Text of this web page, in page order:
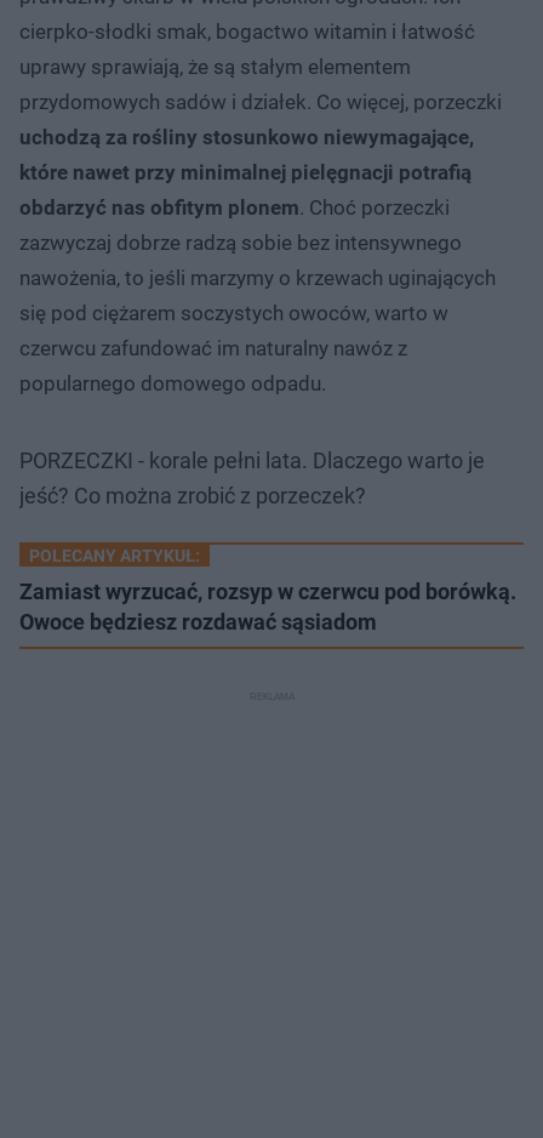
cierpko-słodki smak, bogactwo witamin i łatwość
uprawy sprawiają, że są stałym elementem
przydomowych sadów i działek. Co więcej, porzeczki
uchodzą za rośliny stosunkowo niewymagające,
które nawet przy minimalnej pielęgnacji potrafią
obdarzyć nas obfitym plonem. Choć porzeczki
zazwyczaj dobrze radzą sobie bez intensywnego
nawożenia, to jeśli marzymy o krzewach uginających
się pod ciężarem soczystych owoców, warto w
czerwcu zafundować im naturalny nawóz z
popularnego domowego odpadu.
PORZECZKI - korale pełni lata. Dlaczego warto je
jeść? Co można zrobić z porzeczek?
POLECANY ARTYKUŁ:
Zamiast wyrzucać, rozsyp w czerwcu pod borówką.
Owoce będziesz rozdawać sąsiadom